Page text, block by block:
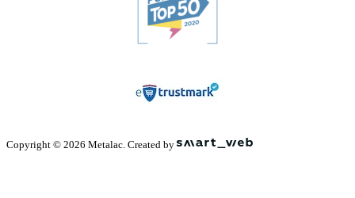
Copyright © 2026 Metalac. Created by